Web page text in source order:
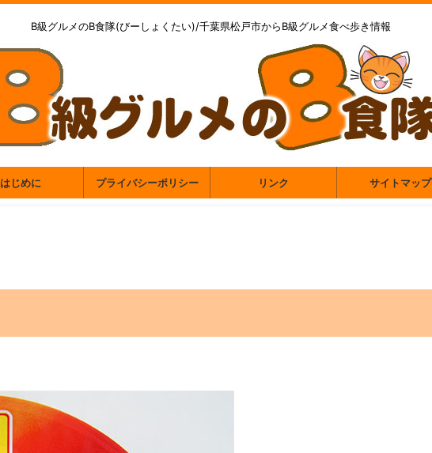
B級グルメのB食隊(びーしょくたい)/千葉県松戸市からB級グルメ食べ歩き情報
はじめに プライバシーポリシー リンク サイトマップ